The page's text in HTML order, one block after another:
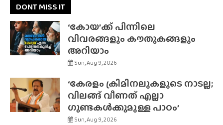
DONT MISS IT
‘കോയ’ക്ക് പിന്നിലെ
വിവരങ്ങളും കൗതുകങ്ങളും
അറിയാം
Sun, Aug 9, 2026
‘കേരളം ക്രിമിനലുകളുടെ നാടല്ല;
വിലങ്ങ് വീണത് എല്ലാ
ഗുണ്ടകൾക്കുമുള്ള പാഠം’
Sun, Aug 9, 2026